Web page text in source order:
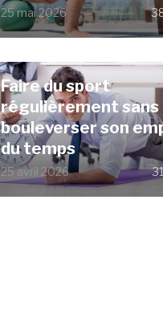
25 mai 2026
Faire du sport
régulièrement sans
bouleverser son
du temps
25 avril 2026